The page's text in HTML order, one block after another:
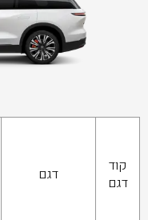
קוד
דגם
דגם